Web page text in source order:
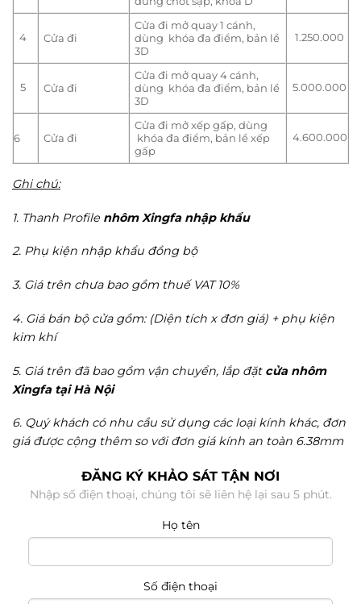
4 Cửa đi
Cửa đi mở quay 1 cánh,
dùng khóa đa điểm, bản lề
3D
1.250.000
5 Cửa đi
Cửa đi mở quay 4 cánh,
dùng khóa đa điểm, bản lề
3D
5.000.000
6 Cửa đi
Cửa đi mở xếp gấp, dùng
khóa đa điểm, bản lề xếp
gấp
4.600.000
Ghi chú:
1. Thanh Profile nhôm Xingfa nhập khẩu
2. Phụ kiện nhập khẩu đồng bộ
3. Giá trên chưa bao gồm thuế VAT 10%
4. Giá bán bộ cửa gồm: (Diện tích x đơn giá) + phụ kiện
kim khí
5. Giá trên đã bao gồm vận chuyển, lắp đặtcửa nhôm
Xingfa tại Hà Nội
6. Quý khách có nhu cầu sử dụng các loại kính khác, đơn
giá được cộng thêm so với đơn giá kính an toàn 6.38mm
ĐĂNG KÝ KHẢO SÁT TẬN NƠI
Nhập số điện thoại, chúng tôi sẽ liên hệ lại sau 5 phút.
Họ tên
Số điện thoại